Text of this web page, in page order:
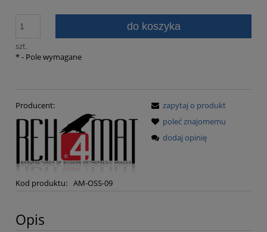
szt.
do koszyka
*- Pole wymagane
Producent:
Kod produktu: AM-OSS-09
zapytaj o produkt
poleć znajomemu
dodaj opinię
Opis